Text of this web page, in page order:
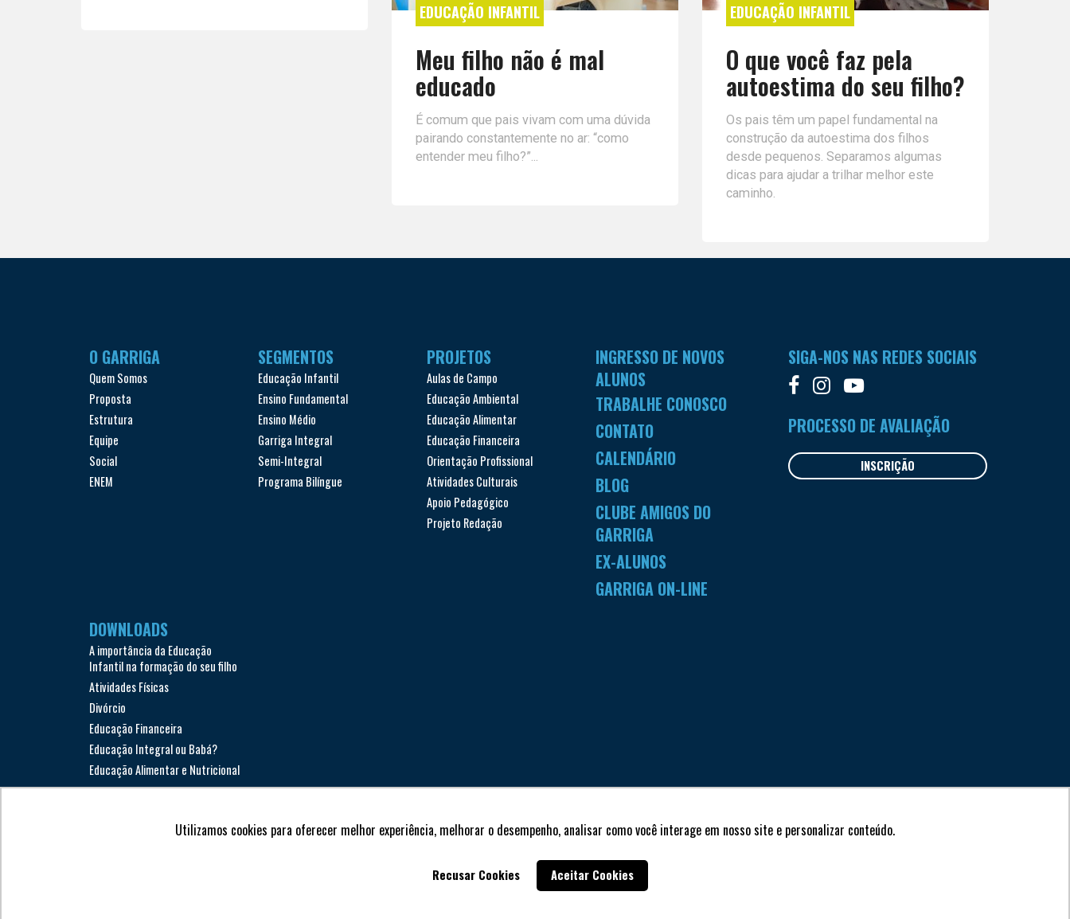
Utilizamos cookies para oferecer melhor experiência, melhorar o desempenho, analisar como você interage em nosso site e personalizar conteúdo.
Recusar Cookies Aceitar Cookies
EDUCAÇÃO INFANTIL
Meu filho não é mal
educado
É comum que pais vivam com uma dúvida
pairando constantemente no ar: “como
entender meu filho?”...
EDUCAÇÃO INFANTIL
O que você faz pela
autoestima do seu filho?
Os pais têm um papel fundamental na
construção da autoestima dos filhos
desde pequenos. Separamos algumas
dicas para ajudar a trilhar melhor este
caminho.
O GARRIGA
Quem Somos
Proposta
Estrutura
Equipe
Social
ENEM
SEGMENTOS
Educação Infantil
Ensino Fundamental
Ensino Médio
Garriga Integral
Semi-Integral
Programa Bilíngue
PROJETOS
Aulas de Campo
Educação Ambiental
Educação Alimentar
Educação Financeira
Orientação Profissional
Atividades Culturais
Apoio Pedagógico
Projeto Redação
INGRESSO DE NOVOS
ALUNOS
TRABALHE CONOSCO
CONTATO
CALENDÁRIO
BLOG
CLUBE AMIGOS DO
GARRIGA
EX-ALUNOS
GARRIGA ON-LINE
DOWNLOADS
A importância da Educação
Infantil na formação do seu filho
Atividades Físicas
Divórcio
Educação Financeira
Educação Integral ou Babá?
Educação Alimentar e Nutricional
SIGA-NOS NAS REDES SOCIAIS
PROCESSO DE AVALIAÇÃO
INSCRIÇÃO
Todos os direitos reservados © Garriga 2018